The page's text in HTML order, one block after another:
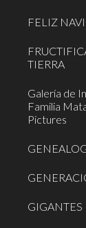
FELIZ
TIERRA
Galería de
Familia
Pictures